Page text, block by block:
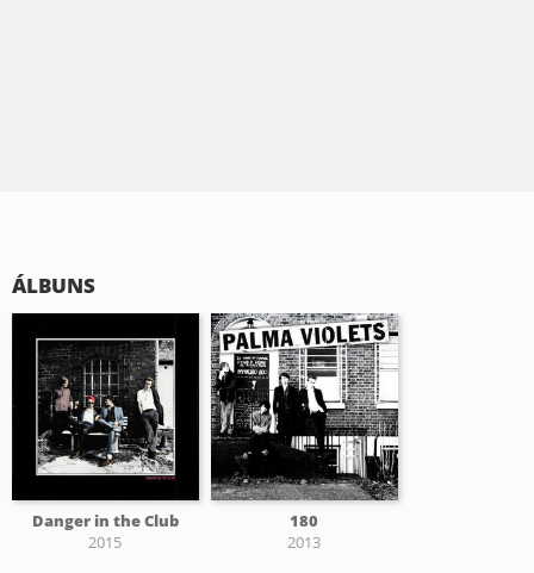
ÁLBUNS
Danger in the Club
2015
180
2013